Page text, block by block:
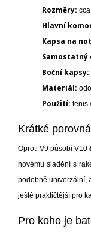
Rozměry:
Hlavní
Kapsa na
Samostatný
Boční kapsy:
Materiál:
Použití: tenis
Krátké
Oproti V9 působí V10
novému sladění s
podobně univerzální,
ještě praktičtější pro
Pro koho je